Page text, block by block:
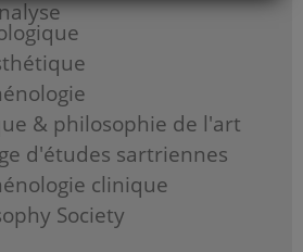
& philosophie de l'art
d'études sartriennes
clinique
Society